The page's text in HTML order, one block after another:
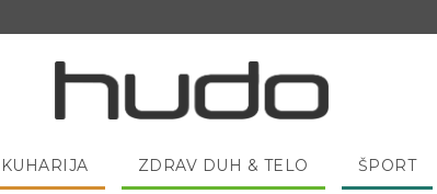
KUHARIJA ZDRAV DUH & TELO ŠPORT